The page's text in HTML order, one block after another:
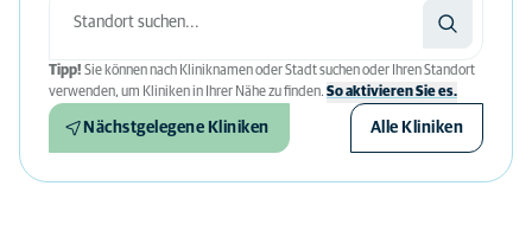
Tipp! Sie können nach Kliniknamen oder Stadt suchen oder Ihren Standort
verwenden, um Kliniken in Ihrer Nähe zu finden. So aktivieren Sie es.
Nächstgelegene Kliniken Alle Kliniken